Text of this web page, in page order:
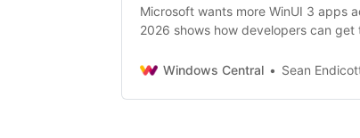
Microsoft wants more WinUI 3 apps
2026 shows how developers can
Windows Central
Sean